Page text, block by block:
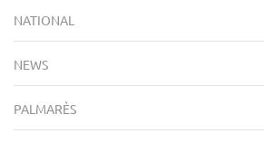
NATIONAL
NEWS
PALMARÈS